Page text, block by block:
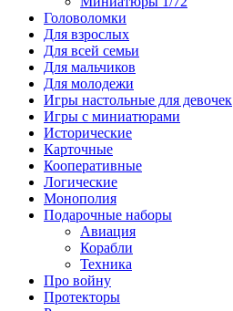
Головоломки
Для взрослых
Для всей семьи
Для мальчиков
Для молодежи
Игры настольные для девочек
Игры с миниатюрами
Исторические
Карточные
Кооперативные
Логические
Монополия
Подарочные наборы
Авиация
Корабли
Техника
Про войну
Протекторы